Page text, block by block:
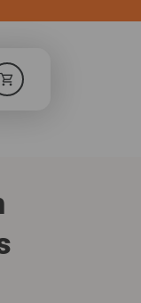
shopping_cart